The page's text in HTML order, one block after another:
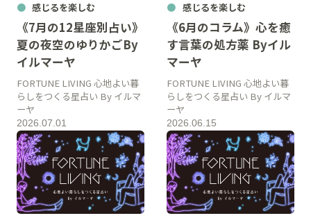
感じるを楽しむ
《7月の12星座別占い》
夏の夜空のゆりかごBy
イルマーヤ
2026.07.01
FORTUNE LIVING 心地よい暮
らしをつくる星占い By イルマ
ーヤ
感じるを楽しむ
《6月のコラム》心を癒
す言葉の処方薬 Byイル
マーヤ
2026.06.15
FORTUNE LIVING 心地よい暮
らしをつくる星占い By イルマ
ーヤ